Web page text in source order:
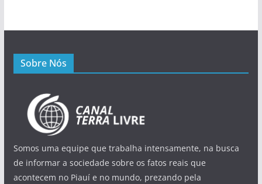
Sobre Nós
Somos uma equipe que trabalha intensamente, na busca
de informar a sociedade sobre os fatos reais que
acontecem no Piauí e no mundo, prezando pela